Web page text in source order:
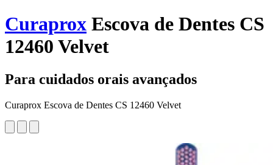
Curaprox Escova de Dentes CS
12460 Velvet
Para cuidados orais avançados
Curaprox Escova de Dentes CS 12460 Velvet